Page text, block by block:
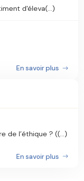
d'éleva(...)
En savoir plus
de l’éthique ? ((...)
En savoir plus